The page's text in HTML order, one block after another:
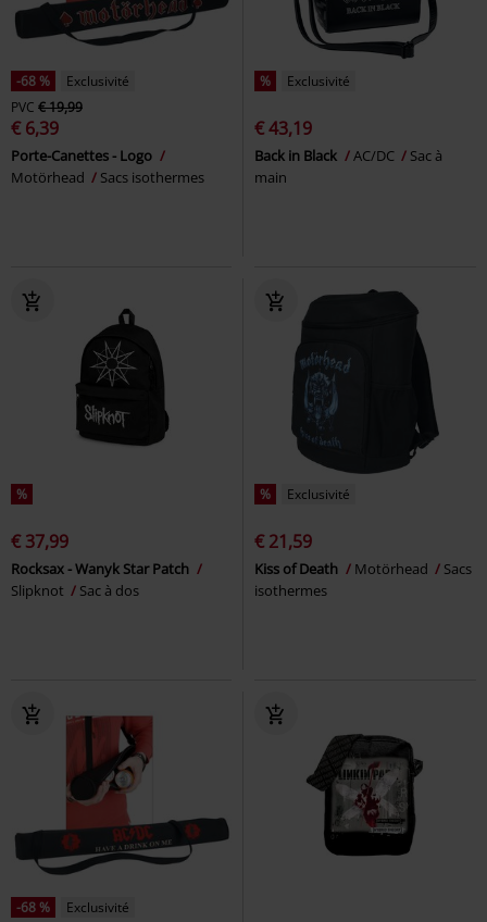
-68 %
Exclusivité
PVC € 19,99
€ 6,39
Porte-Canettes - Logo
Motörhead
Sacs isothermes
% Exclusivité
€ 43,19
Back in Black AC/DC
Sac à
main
%
€ 37,99
Rocksax - Wanyk Star Patch
Slipknot
Sac à dos
% Exclusivité
€ 21,59
Kiss of Death Motörhead
Sacs
isothermes
-68 %
Exclusivité